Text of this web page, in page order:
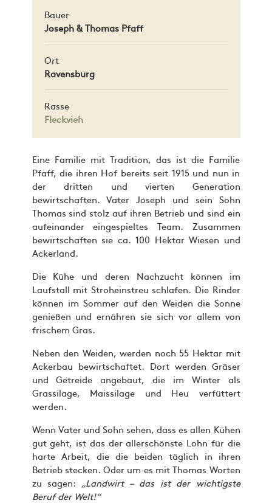
Bauer
Joseph & Thomas Pfaff
Ort
Ravensburg
Rasse
Fleckvieh
Eine Familie mit Tradition, das ist die Familie
Pfaff, die ihren Hof bereits seit 1915 und nun in
der dritten und vierten Generation
bewirtschaften. Vater Joseph und sein Sohn
Thomas sind stolz auf ihren Betrieb und sind ein
aufeinander eingespieltes Team. Zusammen
bewirtschaften sie ca. 100 Hektar Wiesen und
Ackerland.
Die Kühe und deren Nachzucht können im
Laufstall mit Stroheinstreu schlafen. Die Rinder
können im Sommer auf den Weiden die Sonne
genießen und ernähren sie sich vor allem von
frischem Gras.
Neben den Weiden, werden noch 55 Hektar mit
Ackerbau bewirtschaftet. Dort werden Gräser
und Getreide angebaut, die im Winter als
Grassilage, Maissilage und Heu verfüttert
werden.
Wenn Vater und Sohn sehen, dass es allen Kühen
gut geht, ist das der allerschönste Lohn für die
harte Arbeit, die die beiden täglich in ihren
Betrieb stecken. Oder um es mit Thomas Worten
zu sagen: „Landwirt – das ist der wichtigste
Beruf der Welt!“